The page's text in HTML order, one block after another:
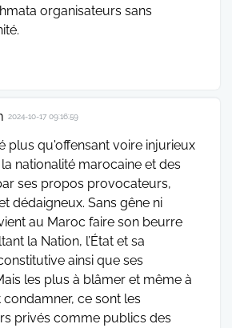
organisateurs sans
2024-10-17 09:16:59
plus qu'offensant voire injurieux
nationalité marocaine et des
ses propos provocateurs,
dédaigneux. Sans gêne ni
au Maroc faire son beurre
la Nation, l’État et sa
ainsi que ses
les plus à blâmer et même à
ce sont les
privés comme publics des